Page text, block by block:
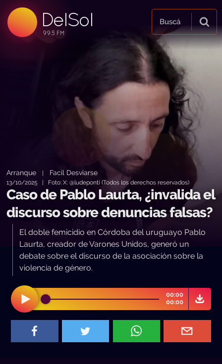
DelSol
99.5 FM
99.5 FM
99.5 FM
Buscá
Arranque Facil Desviarse
13/10/2025 | Foto: X: @ludeponti (Todos los derechos reservados)
Caso de Pablo Laurta, ¿invalida el
discurso sobre denuncias falsas?
El doble femicidio en Córdoba del uruguayo Pablo
Laurta, creador de Varones Unidos, generó un
debate sobre el discurso de la asociación sobre la
violencia de género.
00:00
00:00